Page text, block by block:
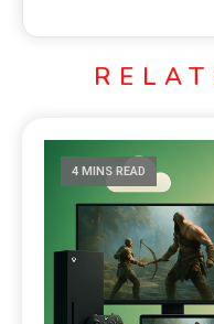
4 MINS READ